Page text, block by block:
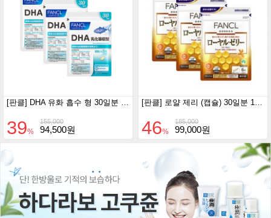
[판클] DHA 유화 흡수 형 30일분 150정 3개세트
155,000
39% 94,500원
[판클] 로얄 제리 (캡슐) 30일분 180정 3개세트
185,000
46% 99,000원